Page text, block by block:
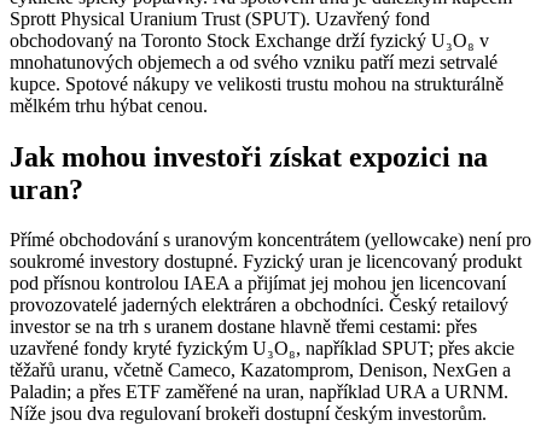
Sprott Physical Uranium Trust (SPUT). Uzavřený fond
obchodovaný na Toronto Stock Exchange drží fyzický U₃O₈ v
mnohatunových objemech a od svého vzniku patří mezi setrvalé
kupce. Spotové nákupy ve velikosti trustu mohou na strukturálně
mělkém trhu hýbat cenou.
Jak mohou investoři získat expozici na
uran?
Přímé obchodování s uranovým koncentrátem (yellowcake) není pro
soukromé investory dostupné. Fyzický uran je licencovaný produkt
pod přísnou kontrolou IAEA a přijímat jej mohou jen licencovaní
provozovatelé jaderných elektráren a obchodníci. Český retailový
investor se na trh s uranem dostane hlavně třemi cestami: přes
uzavřené fondy kryté fyzickým U₃O₈, například SPUT; přes akcie
těžařů uranu, včetně Cameco, Kazatomprom, Denison, NexGen a
Paladin; a přes ETF zaměřené na uran, například URA a URNM.
Níže jsou dva regulovaní brokeři dostupní českým investorům.